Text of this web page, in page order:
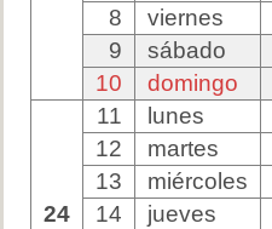
8
viernes
9
sábado
10
domingo
24
11
lunes
12
martes
13
miércoles
14
jueves